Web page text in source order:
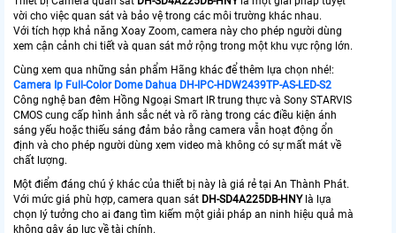
vời cho việc quan sát và bảo vệ trong các môi trường khác nhau.
Với tích hợp khả năng Xoay Zoom, camera này cho phép người dùng
xem cận cảnh chi tiết và quan sát mở rộng trong một khu vực rộng lớn.
Cùng xem qua những sản phẩm Hãng khác để thêm lựa chọn nhé!:
Camera Ip Full-Color Dome Dahua DH-IPC-HDW2439TP-AS-LED-S2
Công nghệ ban đêm Hồng Ngoại Smart IR trung thực và Sony STARVIS
CMOS cung cấp hình ảnh sắc nét và rõ ràng trong các điều kiện ánh
sáng yếu hoặc thiếu sáng đảm bảo rằng camera vẫn hoạt động ổn
định và cho phép người dùng xem video mà không có sự mất mát về
chất lượng.
Một điểm đáng chú ý khác của thiết bị này là giá rẻ tại An Thành Phát.
Với mức giá phù hợp, camera quan sát DH-SD4A225DB-HNYlà lựa
chọn lý tưởng cho ai đang tìm kiếm một giải pháp an ninh hiệu quả mà
không gây áp lực về tài chính.